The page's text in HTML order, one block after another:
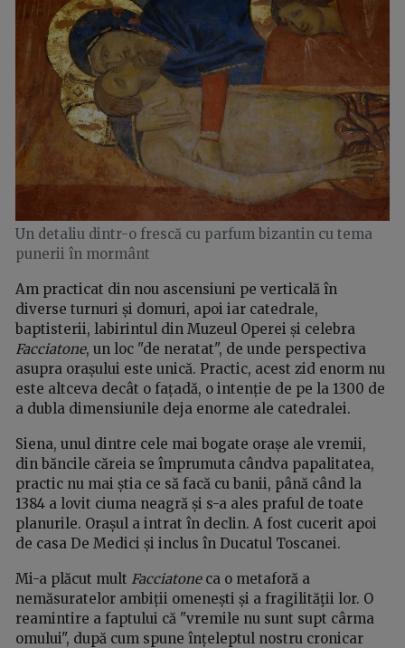
Un detaliu dintr-o frescă cu parfum bizantin cu tema
punerii în mormânt
Am practicat din nou ascensiuni pe verticală în
diverse turnuri și domuri, apoi iar catedrale,
baptisterii, labirintul din Muzeul Operei și celebra
Facciatone, un loc "de neratat", de unde perspectiva
asupra orașului este unică. Practic, acest zid enorm nu
este altceva decât o fațadă, o intenție de pe la 1300 de
a dubla dimensiunile deja enorme ale catedralei.
Siena, unul dintre cele mai bogate orașe ale vremii,
din băncile căreia se împrumuta cândva papalitatea,
practic nu mai știa ce să facă cu banii, până când la
1384 a lovit ciuma neagră și s-a ales praful de toate
planurile. Orașul a intrat în declin. A fost cucerit apoi
de casa De Medici și inclus în Ducatul Toscanei.
Mi-a plăcut mult Facciatoneca o metaforă a
nemăsuratelor ambiții omenești și a fragilităţii lor. O
reamintire a faptului că "vremile nu sunt supt cârma
omului", după cum spune înțeleptul nostru cronicar